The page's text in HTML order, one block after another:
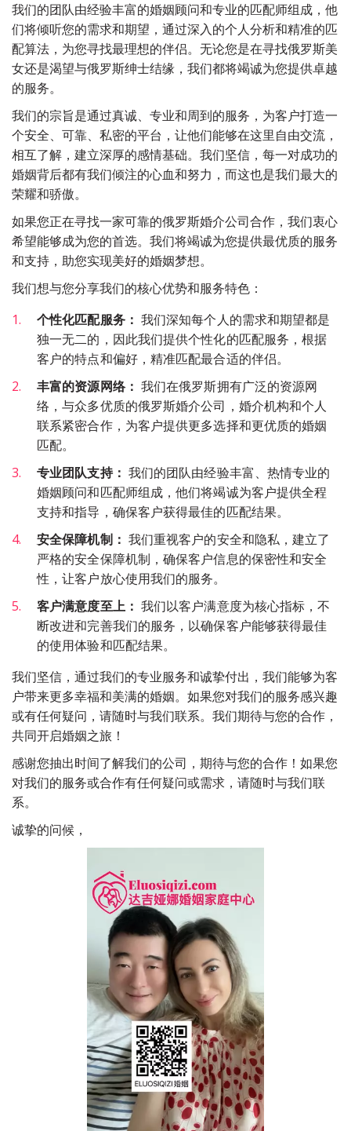
我们的团队由经验丰富的婚姻顾问和专业的匹配师组成，他
们将倾听您的需求和期望，通过深入的个人分析和精准的匹
配算法，为您寻找最理想的伴侣。无论您是在寻找俄罗斯美
女还是渴望与俄罗斯绅士结缘，我们都将竭诚为您提供卓越
的服务。
我们的宗旨是通过真诚、专业和周到的服务，为客户打造一
个安全、可靠、私密的平台，让他们能够在这里自由交流，
相互了解，建立深厚的感情基础。我们坚信，每一对成功的
婚姻背后都有我们倾注的心血和努力，而这也是我们最大的
荣耀和骄傲。
如果您正在寻找一家可靠的俄罗斯婚介公司合作，我们衷心
希望能够成为您的首选。我们将竭诚为您提供最优质的服务
和支持，助您实现美好的婚姻梦想。
我们想与您分享我们的核心优势和服务特色：
个性化匹配服务： 我们深知每个人的需求和期望都是
独一无二的，因此我们提供个性化的匹配服务，根据
客户的特点和偏好，精准匹配最合适的伴侣。
丰富的资源网络： 我们在俄罗斯拥有广泛的资源网
络，与众多优质的俄罗斯婚介公司，婚介机构和个人
联系紧密合作，为客户提供更多选择和更优质的婚姻
匹配。
专业团队支持： 我们的团队由经验丰富、热情专业的
婚姻顾问和匹配师组成，他们将竭诚为客户提供全程
支持和指导，确保客户获得最佳的匹配结果。
安全保障机制： 我们重视客户的安全和隐私，建立了
严格的安全保障机制，确保客户信息的保密性和安全
性，让客户放心使用我们的服务。
客户满意度至上： 我们以客户满意度为核心指标，不
断改进和完善我们的服务，以确保客户能够获得最佳
的使用体验和匹配结果。
我们坚信，通过我们的专业服务和诚挚付出，我们能够为客
户带来更多幸福和美满的婚姻。如果您对我们的服务感兴趣
或有任何疑问，请随时与我们联系。我们期待与您的合作，
共同开启婚姻之旅！
感谢您抽出时间了解我们的公司，期待与您的合作！如果您
对我们的服务或合作有任何疑问或需求，请随时与我们联
系。
诚挚的问候，